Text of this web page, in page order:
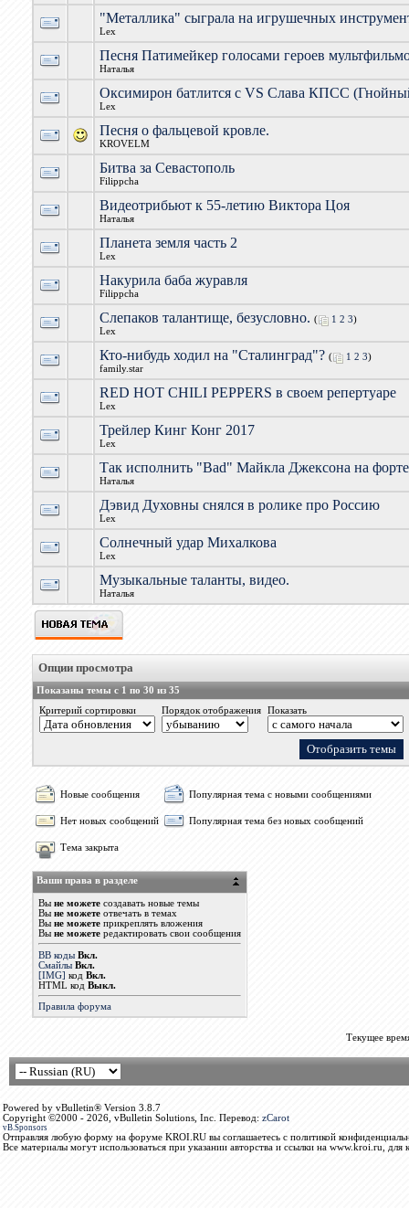
"Металлика" сыграла на игрушечных
Lex
Песня Патимейкер голосами героев
Наталья
Оксимирон батлится с VS Слава КПСС
Lex
Песня о фальцевой кровле.
KROVELM
Битва за Севастополь
Filippcha
Видеотрибьют к 55-летию Виктора Цоя
Наталья
Планета земля часть 2
Lex
Накурила баба журавля
Filippcha
Слепаков талантище, безусловно. ( 1 2 3)
Lex
Кто-нибудь ходил на "Сталинград"? ( 1 2 3)
family.star
RED HOT CHILI PEPPERS в своем репертуаре
Lex
Трейлер Кинг Конг 2017
Lex
Так исполнить "Bad" Майкла Джексона на
Наталья
Дэвид Духовны снялся в ролике про Россию
Lex
Солнечный удар Михалкова
Lex
Музыкальные таланты, видео.
Наталья
Опции просмотра
Показаны темы с 1 по 30 из 35
Критерий сортировки
Порядок отображения Показать
Новые сообщения Популярная тема с новыми сообщениями
Нет новых сообщений Популярная тема без новых сообщений
Тема закрыта
Ваши права в разделе
Вы не можетесоздавать новые темы
Вы не можетеотвечать в темах
Вы не можетеприкреплять вложения
Вы не можетередактировать свои сообщения
BB коды Вкл.
Смайлы Вкл.
[IMG] код Вкл.
HTML код Выкл.
Правила форума
Текущее
Powered by vBulletin® Version 3.8.7
Copyright ©2000 - 2026, vBulletin Solutions, Inc. Перевод: zCarot
vB.Sponsors
Отправляя любую форму на форуме KROI.RU вы соглашаетесь с политикой
Все материалы могут использоваться при указании авторства и ссылки на www.kroi.ru, для